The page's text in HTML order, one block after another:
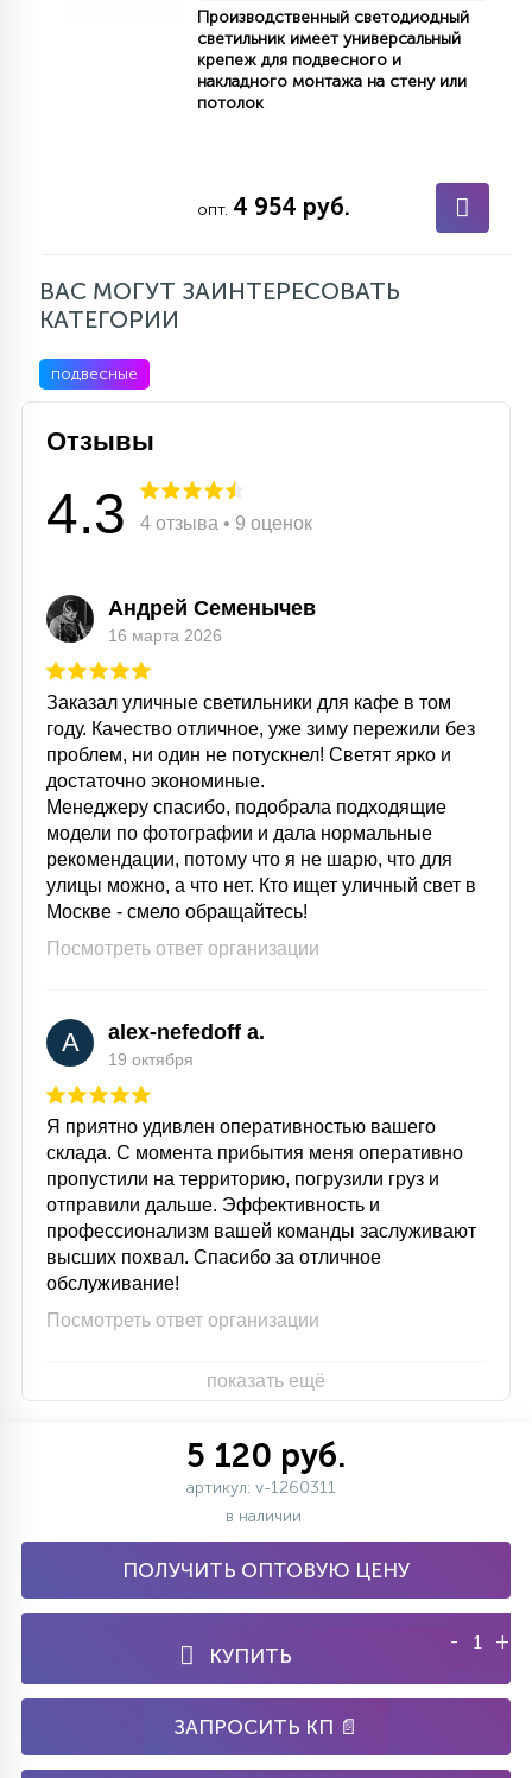
УПРАВЛЕНИЕ СВЕТОМ
СТЕКЛЯННЫЕ
ПОДВЕСНЫЕ
НАПОЛЬНЫЕ
НАСТЕННЫЕ
АКСЕССУАРЫ
Производственный светодиодный
светильник имеет универсальный
крепеж для подвесного и
накладного монтажа на стену или
потолок
опт. 4 954 руб.
ВАС МОГУТ ЗАИНТЕРЕСОВАТЬ
КАТЕГОРИИ
подвесные
Отзывы
4.3 4 отзыва • 9 оценок
Андрей Семенычев
16 марта 2026
Заказал уличные светильники для кафе в том
году. Качество отличное, уже зиму пережили без
проблем, ни один не потускнел! Светят ярко и
достаточно экономиные.
Менеджеру спасибо, подобрала подходящие
модели по фотографии и дала нормальные
рекомендации, потому что я не шарю, что для
улицы можно, а что нет. Кто ищет уличный свет в
Москве - смело обращайтесь!
Посмотреть ответ организации
A alex-nefedoff a.
19 октября
Я приятно удивлен оперативностью вашего
склада. С момента прибытия меня оперативно
пропустили на территорию, погрузили груз и
отправили дальше. Эффективность и
профессионализм вашей команды заслуживают
высших похвал. Спасибо за отличное
обслуживание!
Посмотреть ответ организации
показать ещё
5 120 руб.
артикул: v-1260311
в наличии
ПОЛУЧИТЬ ОПТОВУЮ ЦЕНУ
КУПИТЬ
- +
ЗАПРОСИТЬ КП 📄